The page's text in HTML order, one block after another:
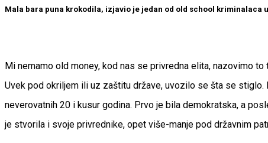
Mala bara puna krokodila, izjavio je jedan od old school kriminalaca
Mi nemamo old money, kod nas se privredna elita, nazovimo
Uvek pod okriljem ili uz zaštitu države, uvozilo se šta se
neverovatnih 20 i kusur godina. Prvo je bila demokratska, a
je stvorila i svoje privrednike, opet više-manje pod državnim